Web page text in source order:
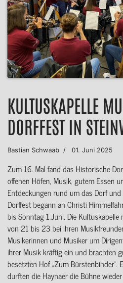
KULTUSKAPELLE
DORFFEST IN
Bastian Schwaab 01. Juni 2025
Zum 16. Mal fand das Historische
offenen Höfen, Musik, gutem Essen
Entdeckungen rund um das Dorf
Dorffest begann an Christi
bis Sonntag 1.Juni. Die
von 21 bis 23 bei ihren
Musikerinnen und Musiker um
ihrer Musik kräftig ein und brachten
besetzten Hof „Zum Bürstenbinder“.
durften die Haynaer die Bühne